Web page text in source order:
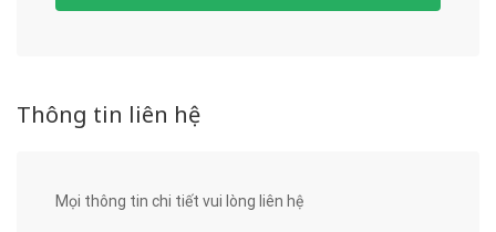
Thông tin liên hệ
Mọi thông tin chi tiết vui lòng liên hệ